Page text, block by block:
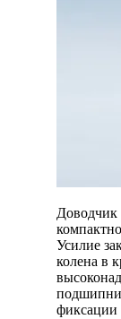
Доводчик
Усилие
колена в
фиксации